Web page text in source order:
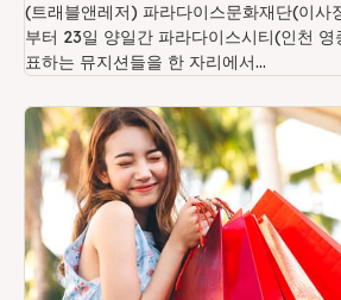
(트래블앤레저) 파라다이스문화재단(이사
부터 23일 양일간 파라다이스시티(인천
표하는 뮤지션들을 한 자리에서...